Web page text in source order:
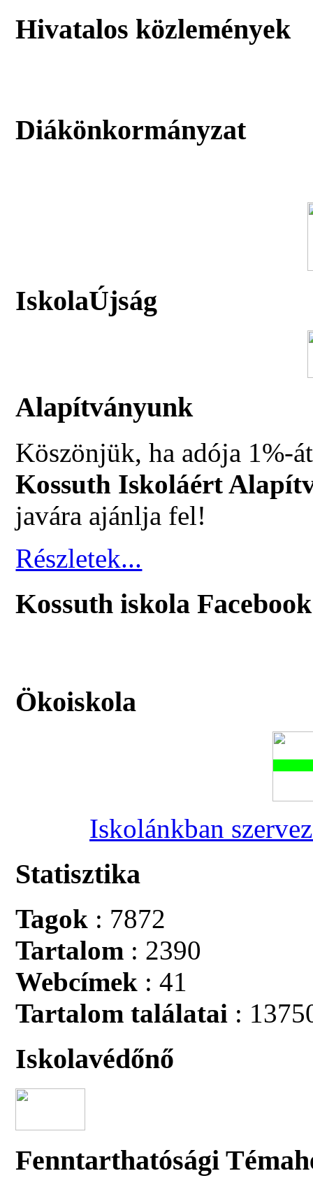
Hivatalos közlemények
Diákönkormányzat
IskolaÚjság
Alapítványunk
Köszönjük, ha adója 1%-
Kossuth Iskoláért
javára ajánlja fel!
Részletek...
Kossuth iskola
Ökoiskola
Iskolánkban
Statisztika
Tagok : 7872
Tartalom : 2390
Webcímek : 41
Tartalom találatai :
Iskolavédőnő
Fenntarthatósági